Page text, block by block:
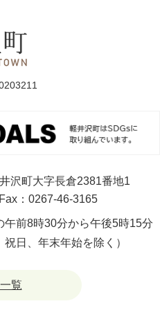
沢町大字長倉2381番地1
Fax：0267-46-3165
午前8時30分から午後5時15分
祝日、年末年始を除く）
覧